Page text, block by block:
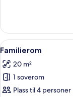
–
superior,
balkong
Åpne
alle
bildene
av
Familierom
7
Familierom
20 m²
1 soverom
Plass til 4 personer